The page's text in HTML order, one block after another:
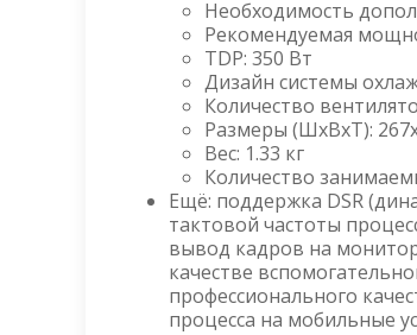
Необходимость
Рекомендуемая
TDP: 350 Вт
Дизайн системы
Количество
Размеры (ШxВxТ):
Вес: 1.33 кг
Количество
Ещё: поддержка DSR
тактовой частоты
вывод кадров на
качестве
профессионального
процесса на мобильные